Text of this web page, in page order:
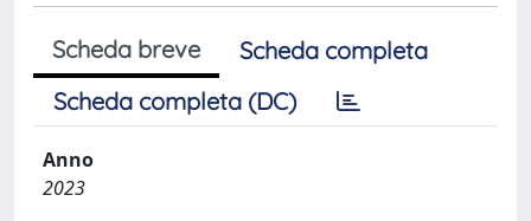
Scheda breve
Scheda completa
Scheda completa (DC)
Anno
2023